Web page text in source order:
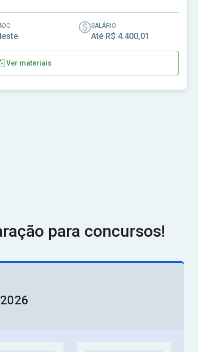
SALÁRIO
Até R$ 4.400,01
Ver materiais
para concursos!